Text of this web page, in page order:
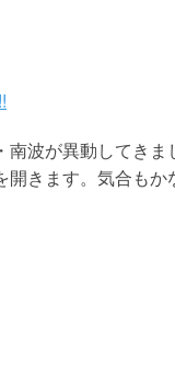
波が異動してきま
きます。気合もか